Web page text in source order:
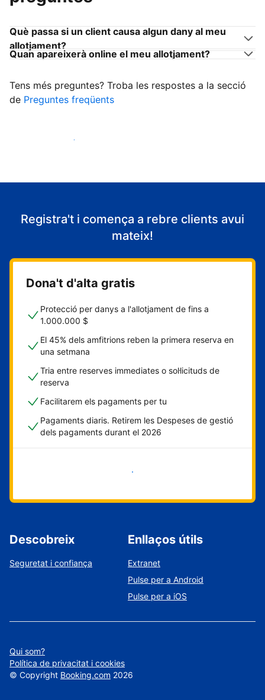
Què passa si un client causa algun dany al meu
allotjament?
Quan apareixerà online el meu allotjament?
Tens més preguntes? Troba les respostes a la secció
de Preguntes freqüents
Comença a rebre clients
Registra't i comença a rebre clients avui
mateix!
Dona't d'alta gratis
Protecció per danys a l'allotjament de fins a
1.000.000 $
El 45% dels amfitrions reben la primera reserva en
una setmana
Tria entre reserves immediates o sol·licituds de
reserva
Facilitarem els pagaments per tu
Pagaments diaris. Retirem les Despeses de gestió
dels pagaments durant el 2026
Comença ara
Descobreix
Seguretat i confiança
Enllaços útils
Extranet
Pulse per a Android
Pulse per a iOS
Qui som?
Política de privacitat i cookies
© Copyright Booking.com 2026